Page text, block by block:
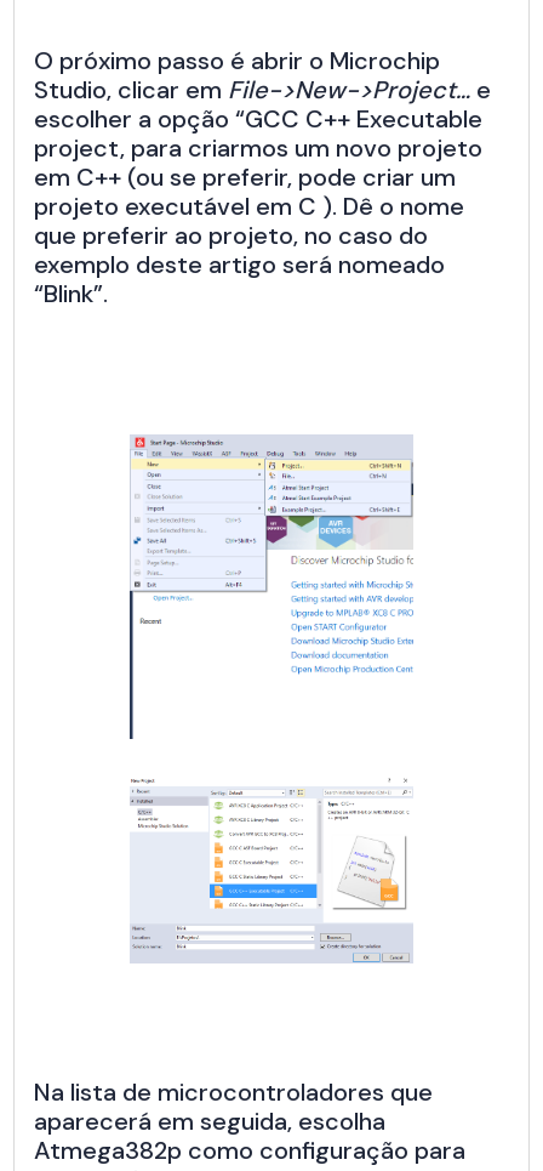
O próximo passo é abrir o Microchip
Studio, clicar em File->New->Project… e
escolher a opção “GCC C++ Executable
project, para criarmos um novo projeto
em C++ (ou se preferir, pode criar um
projeto executável em C ). Dê o nome
que preferir ao projeto, no caso do
exemplo deste artigo será nomeado
“Blink”.
Na lista de microcontroladores que
aparecerá em seguida, escolha
Atmega382p como configuração para